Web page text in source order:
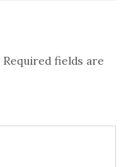
Required fields are